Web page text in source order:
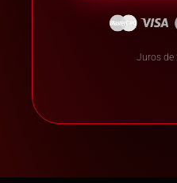
Juros de